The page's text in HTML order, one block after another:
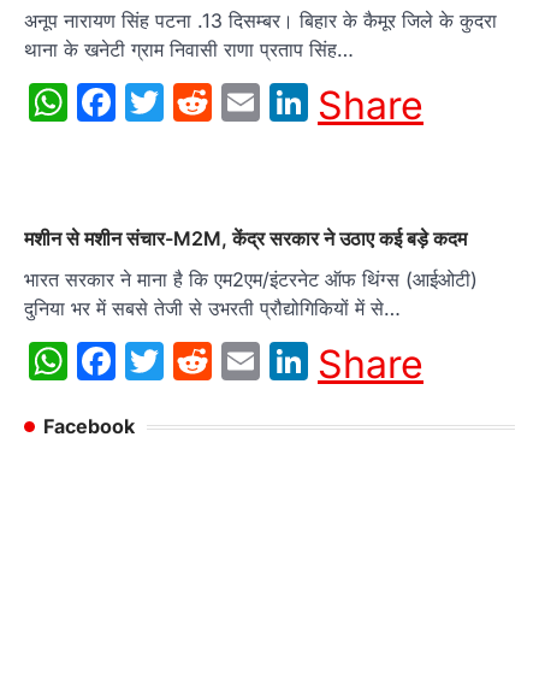
अनूप नारायण सिंह पटना .13 दिसम्बर। बिहार के कैमूर जिले के कुदरा
थाना के खनेटी ग्राम निवासी राणा प्रताप सिंह…
WhatsApp
Facebook
Twitter
Reddit
EmailLinkedIn
Share
मशीन से मशीन संचार-M2M, केंद्र सरकार ने उठाए कई बड़े कदम
भारत सरकार ने माना है कि एम2एम/इंटरनेट ऑफ थिंग्स (आईओटी)
दुनिया भर में सबसे तेजी से उभरती प्रौद्योगिकियों में से…
WhatsApp
Facebook
Twitter
Reddit
EmailLinkedIn
Share
Facebook